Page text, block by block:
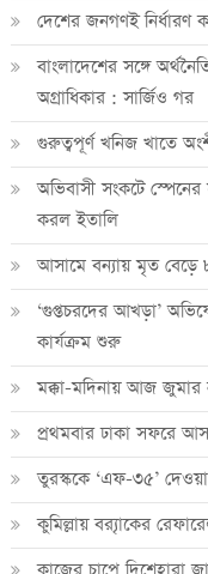
দেশের জনগণই নির্ধারণ
বাংলাদেশের সঙ্গে
অগ্রাধিকার : সার্জিও গর
গুরুত্বপূর্ণ খনিজ খাতে
অভিবাসী সংকটে স্পেনের
করল ইতালি
আসামে বন্যায় মৃত বেড়ে
‘গুপ্তচরদের আখড়া’
কার্যক্রম শুরু
মক্কা-মদিনায় আজ জুমার
প্রথমবার ঢাকা সফরে
তুরস্ককে ‘এফ-৩৫’ দেওয়া
কুমিল্লায় ব্র‍্যাকের